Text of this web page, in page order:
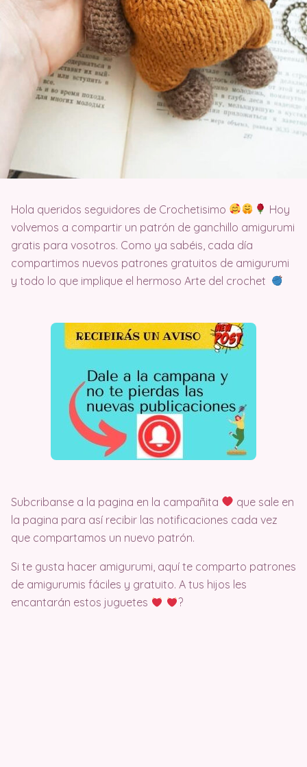
Hola queridos seguidores de Crochetisimo
Hoy
volvemos a compartir un patrón de ganchillo amigurumi
gratis para vosotros. Como ya sabéis, cada día
compartimos nuevos patrones gratuitos de amigurumi
y todo lo que implique el hermoso Arte del crochet
Subcribanse a la pagina en la campañita
que sale en
la pagina para así recibir las notificaciones cada vez
que compartamos un nuevo patrón.
Si te gusta hacer amigurumi, aquí te comparto patrones
de amigurumis fáciles y gratuito. A tus hijos les
encantarán estos juguetes
?